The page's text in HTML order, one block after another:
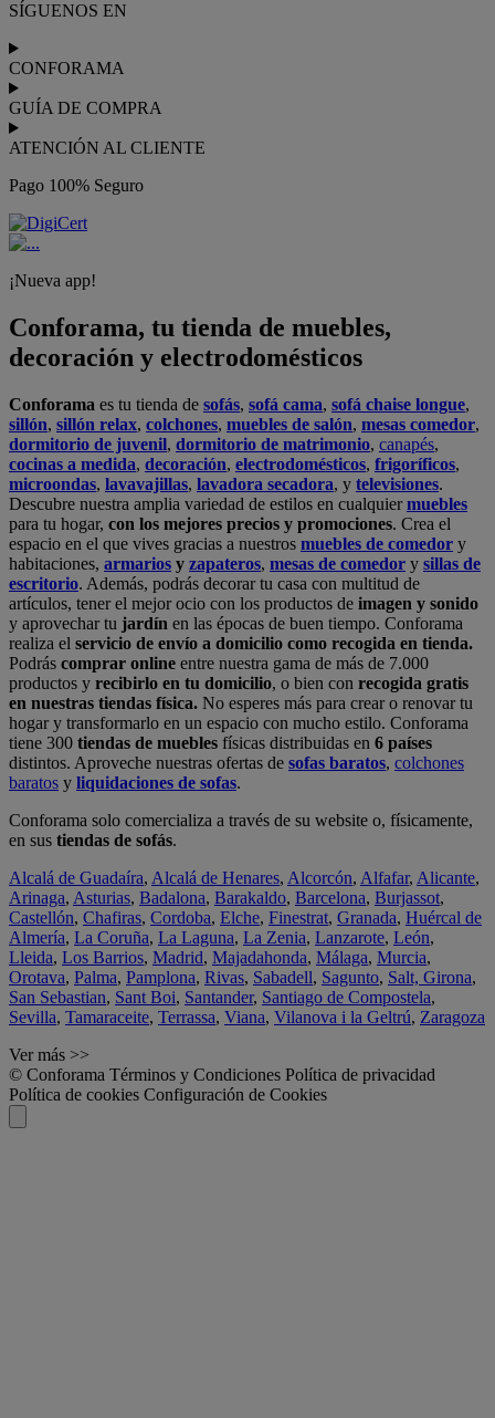
SÍGUENOS EN
CONFORAMA
GUÍA DE COMPRA
ATENCIÓN AL CLIENTE
Pago 100% Seguro
¡Nueva app!
Conforama, tu tienda de muebles,
decoración y electrodomésticos
Conforama es tu tienda de sofás, sofá cama, sofá chaise longue,
sillón, sillón relax, colchones, muebles de salón, mesas comedor,
dormitorio de juvenil, dormitorio de matrimonio, canapés,
cocinas a medida, decoración, electrodomésticos, frigoríficos,
microondas, lavavajillas, lavadora secadora, y televisiones.
Descubre nuestra amplia variedad de estilos en cualquiermuebles
para tu hogar, con los mejores precios y promociones. Crea el
espacio en el que vives gracias a nuestros muebles de comedor y
habitaciones, armarios y zapateros, mesas de comedor y sillas de
escritorio. Además, podrás decorar tu casa con multitud de
artículos, tener el mejor ocio con los productos de imagen y sonido
y aprovechar tu jardín en las épocas de buen tiempo. Conforama
realiza el servicio de envío a domicilio como recogida en tienda.
Podrás comprar online entre nuestra gama de más de 7.000
productos y recibirlo en tu domicilio, o bien con recogida gratis
en nuestras tiendas física. No esperes más para crear o renovar tu
hogar y transformarlo en un espacio con mucho estilo. Conforama
tiene 300 tiendas de muebles físicas distribuidas en 6 países
distintos. Aproveche nuestras ofertas de sofas baratos, colchones
baratos y liquidaciones de sofas.
Conforama solo comercializa a través de su website o, físicamente,
en sus tiendas de sofás.
Alcalá de Guadaíra, Alcalá de Henares, Alcorcón, Alfafar, Alicante,
Arinaga, Asturias, Badalona, Barakaldo, Barcelona, Burjassot,
Castellón, Chafiras, Cordoba, Elche, Finestrat, Granada, Huércal de
Almería, La Coruña, La Laguna, La Zenia, Lanzarote, León,
Lleida, Los Barrios, Madrid, Majadahonda, Málaga, Murcia,
Orotava, Palma, Pamplona, Rivas, Sabadell, Sagunto, Salt, Girona,
San Sebastian, Sant Boi, Santander, Santiago de Compostela,
Sevilla, Tamaraceite, Terrassa, Viana, Vilanova i la Geltrú, Zaragoza
Ver más >>
© Conforama Términos y Condiciones Política de privacidad
Política de cookies Configuración de Cookies